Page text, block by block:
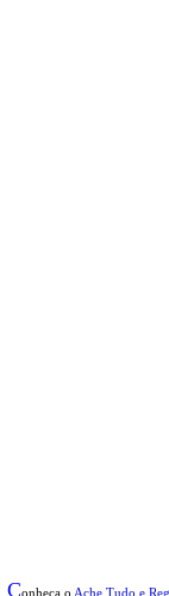
Conheça o Ache Tudo e